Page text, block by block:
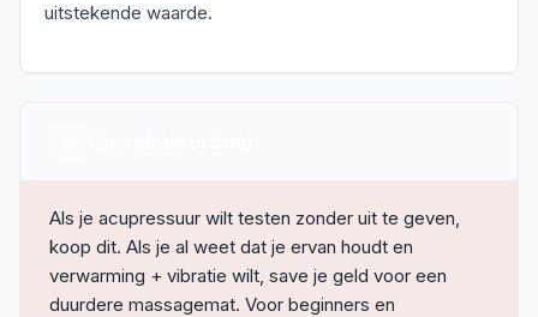
uitstekende waarde.
Als je acupressuur wilt testen zonder uit te geven,
koop dit. Als je al weet dat je ervan houdt en
verwarming + vibratie wilt, save je geld voor een
duurdere massagemat. Voor beginners en